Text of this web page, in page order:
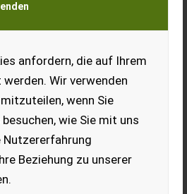
anfordern, die auf Ihrem
Wir verwenden
wenn Sie
wie Sie mit uns
Nutzererfahrung
Beziehung zu unserer
& kostenlos!